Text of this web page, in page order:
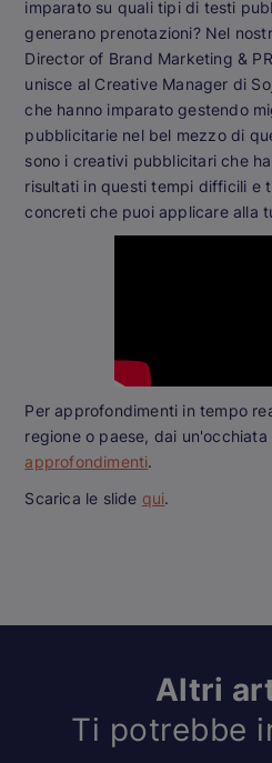
imparato su quali tipi di testi
generano prenotazioni? Nel
Director of Brand Marketing &
unisce al Creative Manager di
che hanno imparato gestendo
pubblicitarie nel bel mezzo di
sono i creativi pubblicitari che
risultati in questi tempi difficili e
concreti che puoi applicare alla
Per approfondimenti in tempo
regione o paese, dai un'occhiata
approfondimenti.
Scarica le slide qui.
Altri
Ti potrebbe